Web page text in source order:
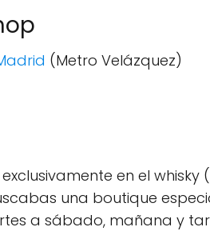
(Metro Velázquez)
en el
una boutique
a sábado, mañana y